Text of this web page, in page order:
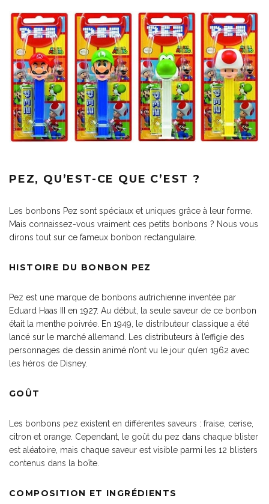
PEZ, QU’EST-CE QUE C’EST ?
Les bonbons Pez sont spéciaux et uniques grâce à leur forme.
Mais connaissez-vous vraiment ces petits bonbons ? Nous vous
dirons tout sur ce fameux bonbon rectangulaire.
HISTOIRE DU BONBON PEZ
Pez est une marque de bonbons autrichienne inventée par
Eduard Haas III en 1927. Au début, la seule saveur de ce bonbon
était la menthe poivrée. En 1949, le distributeur classique a été
lancé sur le marché allemand. Les distributeurs à l’effigie des
personnages de dessin animé n’ont vu le jour qu’en 1962 avec
les héros de Disney.
GOÛT
Les bonbons pez existent en différentes saveurs : fraise, cerise,
citron et orange. Cependant, le goût du pez dans chaque blister
est aléatoire, mais chaque saveur est visible parmi les 12 blisters
contenus dans la boîte.
COMPOSITION ET INGRÉDIENTS